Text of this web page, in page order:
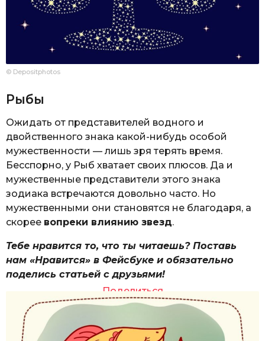
© Depositphotos
Рыбы
Ожидать от представителей водного и
двойственного знака какой-нибудь особой
мужественности — лишь зря терять время.
Бесспорно, у Рыб хватает своих плюсов. Да и
мужественные представители этого знака
зодиака встречаются довольно часто. Но
мужественными они становятся не благодаря, а
скорее вопреки влиянию звезд.
Тебе нравится то, что ты читаешь? Поставь
нам «Нравится» в Фейсбуке и обязательно
поделись статьей с друзьями!
Поделиться